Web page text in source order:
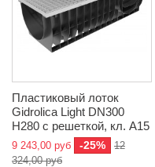
Пластиковый лоток
Gidrolica Light DN300
Н280 с решеткой, кл. A15
9 243,00 руб -25%
12
324,00 руб